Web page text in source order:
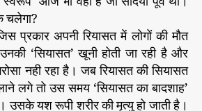
प्रकार अपनी रियासत में लोगों की मौत
‘सियासत’ खूनी होती जा रही है और
नही रहा है। जब रियासत की सियासत
लगे तो उस समय ‘सियासत का बादशाह’
उसके यश रूपी शरीर की मृत्यु हो जाती है।